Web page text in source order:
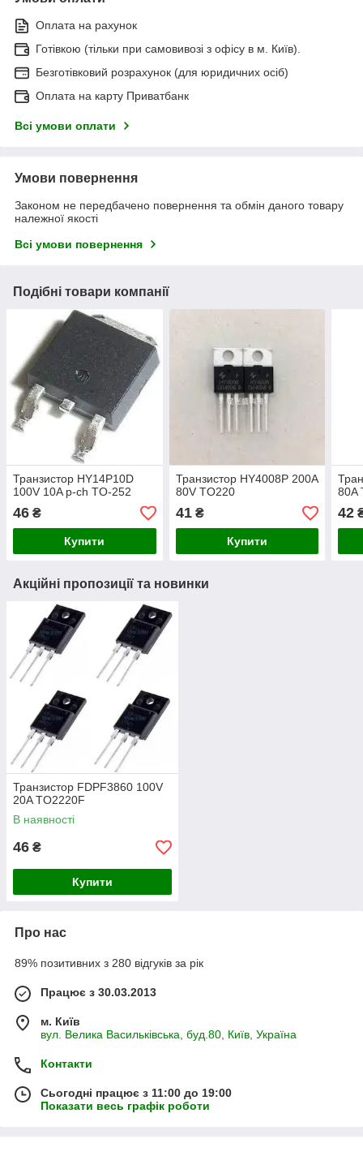
Оплата на рахунок
Готівкою (тільки при самовивозі з офісу в м. Київ).
Безготівковий розрахунок (для юридичних осіб)
Оплата на карту Приватбанк
Всі умови оплати
Умови повернення
Законом не передбачено повернення та обмін даного товару
належної якості
Всі умови повернення
Подібні товари компанії
Транзистор HY14P10D
100V 10A p-ch TO-252
46 ₴
Купити
Транзистор HY4008P 200A
80V TO220
41₴
Купити
80A
42
Акційні пропозиції та новинки
Транзистор FDPF3860 100V
20A TO2220F
В наявності
46 ₴
Купити
Про нас
89% позитивних з 280 відгуків за рік
Працює з 30.03.2013
м. Київ
вул. Велика Васильківська, буд.80, Київ, Україна
Контакти
Сьогодні працює з 11:00 до 19:00
Показати весь графік роботи